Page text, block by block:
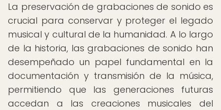
La preservación de grabaciones de sonido es
crucial para conservar y proteger el legado
musical y cultural de la humanidad. A lo largo
de la historia, las grabaciones de sonido han
desempeñado un papel fundamental en la
documentación y transmisión de la música,
permitiendo que las generaciones futuras
accedan a las creaciones musicales del